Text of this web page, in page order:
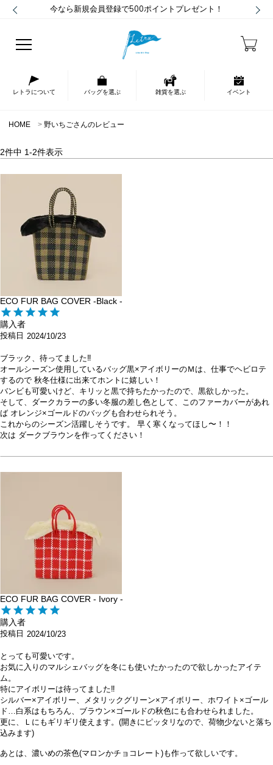
今なら新規会員登録で500ポイントプレゼント！
レトラについて バッグを選ぶ 雑貨を選ぶ イベント
HOME 野いちごさんのレビュー
2件中 1-2件表示
ECO FUR BAG COVER -Black -
購入者
投稿日 2024/10/23
ブラック、待ってました‼️
オールシーズン使用しているバッグ黒×アイボリーのＭは、仕事でヘビロテ
するので 秋冬仕様に出来てホントに嬉しい！
バンビも可愛いけど、キリッと黒で持ちたかったので、黒欲しかった。
そして、ダークカラーの多い冬服の差し色として、このファーカバーがあれ
ば オレンジ×ゴールドのバッグも合わせられそう。
これからのシーズン活躍しそうです。 早く寒くなってほし〜！！
次は ダークブラウンを作ってください！
ECO FUR BAG COVER - Ivory -
購入者
投稿日 2024/10/23
とっても可愛いです。
お気に入りのマルシェバッグを冬にも使いたかったので欲しかったアイテ
ム。
特にアイボリーは待ってました‼️
シルバー×アイボリー、メタリックグリーン×アイボリー、ホワイト×ゴール
ド…白系はもちろん、ブラウン×ゴールドの秋色にも合わせられました。
更に、Ｌにもギリギリ使えます。(開きにピッタリなので、荷物少ないと落ち
込みます)
あとは、濃いめの茶色(マロンかチョコレート)も作って欲しいです。